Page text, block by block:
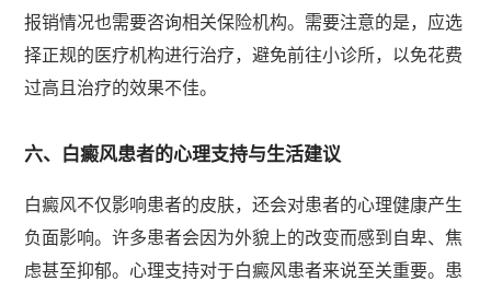
报销情况也需要咨询相关保险机构。需要注意的是，应选
择正规的医疗机构进行治疗，避免前往小诊所，以免花费
过高且治疗的效果不佳。
六、白癜风患者的心理支持与生活建议
白癜风不仅影响患者的皮肤，还会对患者的心理健康产生
负面影响。许多患者会因为外貌上的改变而感到自卑、焦
虑甚至抑郁。心理支持对于白癜风患者来说至关重要。患